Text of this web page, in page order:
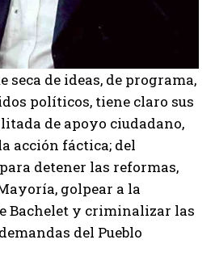
seca de ideas, de programa,
políticos, tiene claro sus
de apoyo ciudadano,
acción fáctica; del
detener las reformas,
golpear a la
Bachelet y criminalizar las
del Pueblo